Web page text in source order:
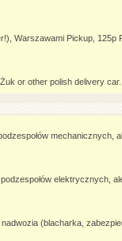
Warszawami Pickup, 125p
or other polish delivery
mechanicznych,
elektrycznych,
(blacharka,